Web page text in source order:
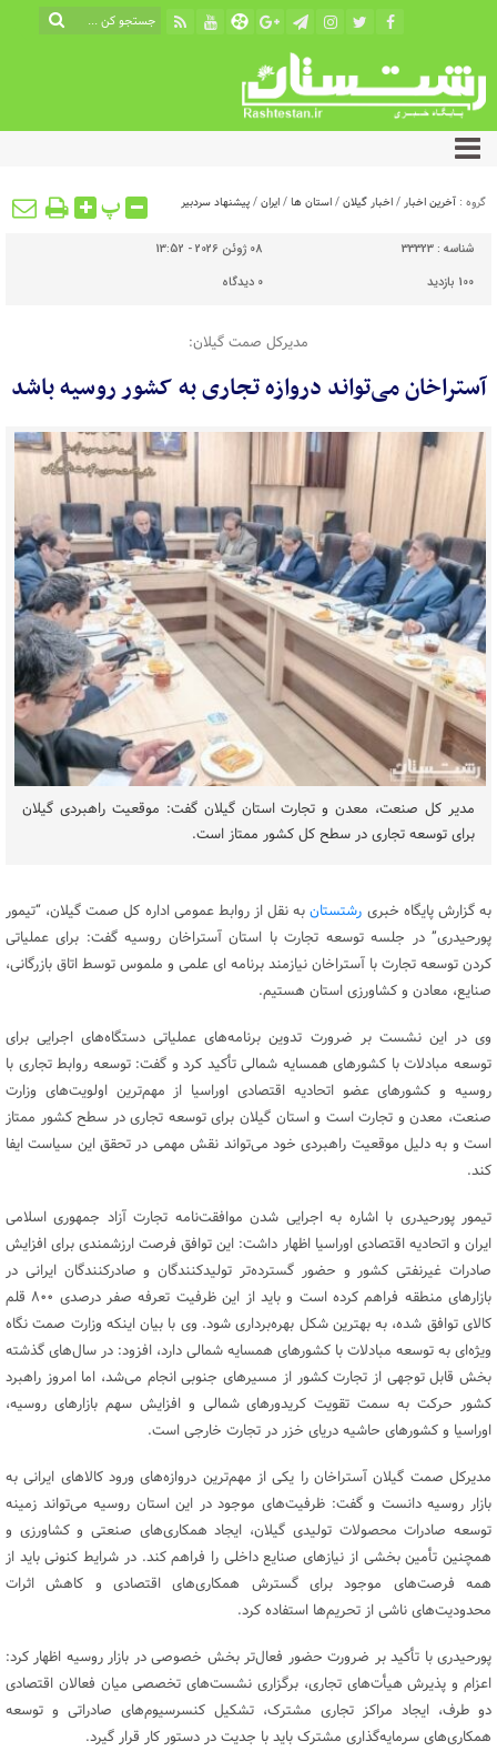
گروه : آخرین اخبار/اخبار گیلان/استان ها/ایران/پیشنهاد سردبیر پ
شناسه : 33323
08 ژوئن 2026 - 13:52
100 بازدید
0 دیدگاه
مدیرکل صمت گیلان:
آستراخان می‌تواند دروازه تجاری به کشور روسیه باشد
مدیر کل صنعت، معدن و تجارت استان گیلان گفت: موقعیت راهبردی گیلان
برای توسعه تجاری در سطح کل کشور ممتاز است.
به گزارش پایگاه خبری رشتستانبه نقل از روابط عمومی اداره کل صمت گیلان، “تیمور
پورحیدری” در جلسه توسعه تجارت با استان آستراخان روسیه گفت: برای عملیاتی
کردن توسعه تجارت با آستراخان نیازمند برنامه ای علمی و ملموس توسط اتاق بازرگانی،
صنایع، معادن و کشاورزی استان هستیم.
وی در این نشست بر ضرورت تدوین برنامه‌های عملیاتی دستگاه‌های اجرایی برای
توسعه مبادلات با کشورهای همسایه شمالی تأکید کرد و گفت: توسعه روابط تجاری با
روسیه و کشورهای عضو اتحادیه اقتصادی اوراسیا از مهم‌ترین اولویت‌های وزارت
صنعت، معدن و تجارت است و استان گیلان برای توسعه تجاری در سطح کشور ممتاز
است و به دلیل موقعیت راهبردی خود می‌تواند نقش مهمی در تحقق این سیاست ایفا
کند.
تیمور پورحیدری با اشاره به اجرایی شدن موافقت‌نامه تجارت آزاد جمهوری اسلامی
ایران و اتحادیه اقتصادی اوراسیا اظهار داشت: این توافق فرصت ارزشمندی برای افزایش
صادرات غیرنفتی کشور و حضور گسترده‌تر تولیدکنندگان و صادرکنندگان ایرانی در
بازارهای منطقه فراهم کرده است و باید از این ظرفیت تعرفه صفر درصدی ۸۰۰ قلم
کالای توافق شده، به بهترین شکل بهره‌برداری شود. وی با بیان اینکه وزارت صمت نگاه
ویژه‌ای به توسعه مبادلات با کشورهای همسایه شمالی دارد، افزود: در سال‌های گذشته
بخش قابل توجهی از تجارت کشور از مسیرهای جنوبی انجام می‌شد، اما امروز راهبرد
کشور حرکت به سمت تقویت کریدورهای شمالی و افزایش سهم بازارهای روسیه،
اوراسیا و کشورهای حاشیه دریای خزر در تجارت خارجی است.
مدیرکل صمت گیلان آستراخان را یکی از مهم‌ترین دروازه‌های ورود کالاهای ایرانی به
بازار روسیه دانست و گفت: ظرفیت‌های موجود در این استان روسیه می‌تواند زمینه
توسعه صادرات محصولات تولیدی گیلان، ایجاد همکاری‌های صنعتی و کشاورزی و
همچنین تأمین بخشی از نیازهای صنایع داخلی را فراهم کند. در شرایط کنونی باید از
همه فرصت‌های موجود برای گسترش همکاری‌های اقتصادی و کاهش اثرات
محدودیت‌های ناشی از تحریم‌ها استفاده کرد.
پورحیدری با تأکید بر ضرورت حضور فعال‌تر بخش خصوصی در بازار روسیه اظهار کرد:
اعزام و پذیرش هیأت‌های تجاری، برگزاری نشست‌های تخصصی میان فعالان اقتصادی
دو طرف، ایجاد مراکز تجاری مشترک، تشکیل کنسرسیوم‌های صادراتی و توسعه
همکاری‌های سرمایه‌گذاری مشترک باید با جدیت در دستور کار قرار گیرد.